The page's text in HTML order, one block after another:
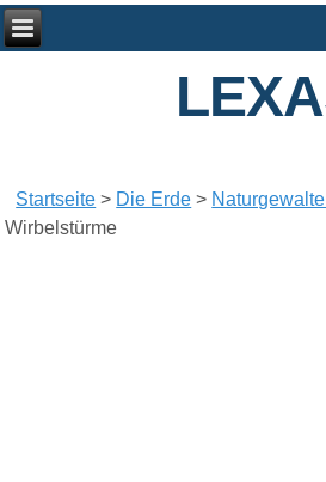
Startseite > Die Erde >
Wirbelstürme